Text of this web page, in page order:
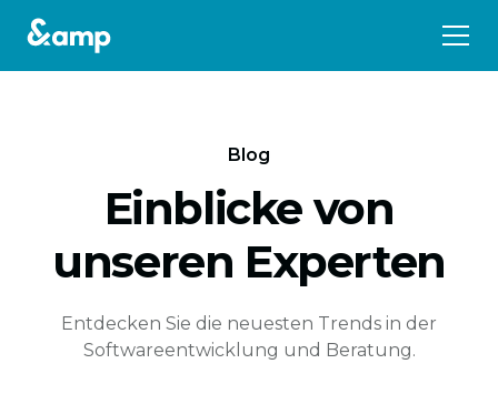
Blog
Einblicke von
unseren Experten
Entdecken Sie die neuesten Trends in der
Softwareentwicklung und Beratung.